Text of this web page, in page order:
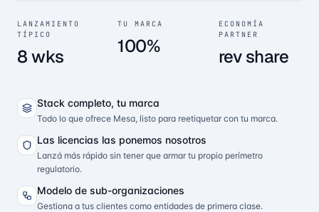
LANZAMIENTO
TÍPICO
8 wks
TU MARCA
100%
ECONOMÍA
PARTNER
rev share
Stack completo, tu marca
Todo lo que ofrece Mesa, listo para reetiquetar con tu marca.
Las licencias las ponemos nosotros
Lanzá más rápido sin tener que armar tu propio perímetro
regulatorio.
Modelo de sub-organizaciones
Gestiona a tus clientes como entidades de primera clase.